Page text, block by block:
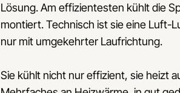
Lösung. Am effizientesten kühlt die
montiert. Technisch ist sie eine Luft-
nur mit umgekehrter Laufrichtung.
Sie kühlt nicht nur effizient, sie heizt